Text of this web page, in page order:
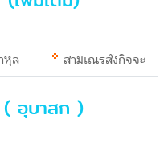
หุล สามเณรสังกิจจะ
อุบาสก )